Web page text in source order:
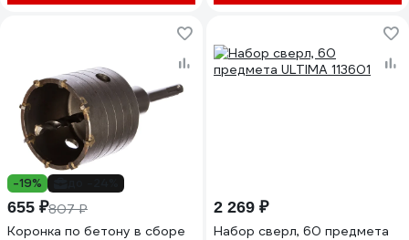
-19%
655 ₽807 ₽
Коронка по бетону в сборе
2 269 ₽
Набор сверл, 60 предмета